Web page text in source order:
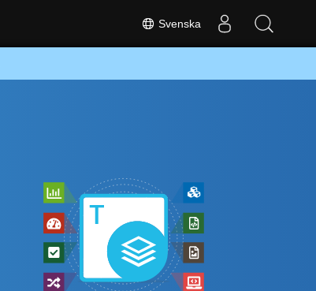
Svenska